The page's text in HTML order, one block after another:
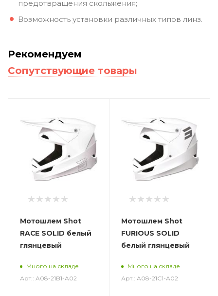
предотвращения скольжения;
Возможность установки различных типов линз.
Рекомендуем
Сопутствующие товары
Мотошлем Shot
RACE SOLID белый
глянцевый
Много на складе
Арт.: A08-21B1-A02
Мотошлем Shot
FURIOUS SOLID
белый глянцевый
Много на складе
Арт.: A08-21C1-A02